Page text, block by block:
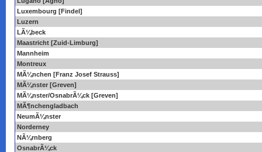
Luxembourg [Findel]
Luzern
LÃ¼beck
Maastricht [Zuid-Limburg]
Mannheim
Montreux
MÃ¼nchen [Franz Josef Strauss]
MÃ¼nster [Greven]
MÃ¼nster/OsnabrÃ¼ck [Greven]
MÃ¶nchengladbach
NeumÃ¼nster
Norderney
NÃ¼rnberg
OsnabrÃ¼ck